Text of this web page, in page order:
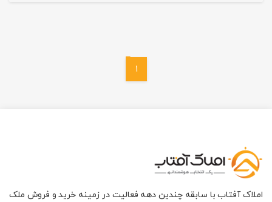
1
املاک آفتاب با سابقه چندین دهه فعالیت در زمینه خرید و فروش ملک